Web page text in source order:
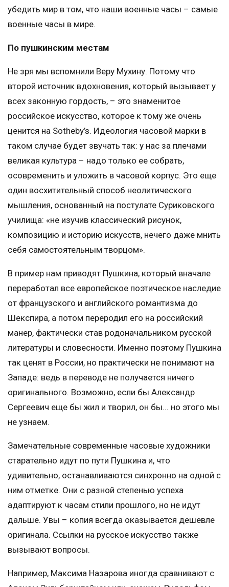
убедить мир в том, что наши военные часы – самые
военные часы в мире.
По пушкинским местам
Не зря мы вспомнили Веру Мухину. Потому что
второй источник вдохновения, который вызывает у
всех законную гордость, – это знаменитое
российское искусство, которое к тому же очень
ценится на Sotheby’s. Идеология часовой марки в
таком случае будет звучать так: у нас за плечами
великая культура – надо только ее собрать,
осовременить и уложить в часовой корпус. Это еще
один восхитительный способ неолитического
мышления, основанный на постулате Суриковского
училища: «не изучив классический рисунок,
композицию и историю искусств, нечего даже мнить
себя самостоятельным творцом».
В пример нам приводят Пушкина, который вначале
переработал все европейское поэтическое наследие
от французского и английского романтизма до
Шекспира, а потом переродил его на российский
манер, фактически став родоначальником русской
литературы и словесности. Именно поэтому Пушкина
так ценят в России, но практически не понимают на
Западе: ведь в переводе не получается ничего
оригинального. Возможно, если бы Александр
Сергеевич еще бы жил и творил, он бы... но этого мы
не узнаем.
Замечательные современные часовые художники
старательно идут по пути Пушкина и, что
удивительно, останавливаются синхронно на одной с
ним отметке. Они с разной степенью успеха
адаптируют к часам стили прошлого, но не идут
дальше. Увы – копия всегда оказывается дешевле
оригинала. Ссылки на русское искусство также
вызывают вопросы.
Например, Максима Назарова иногда сравнивают с